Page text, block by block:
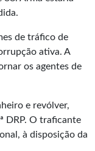
de tráfico de
ativa. A
os agentes de
e revólver,
DRP. O traficante
à disposição da